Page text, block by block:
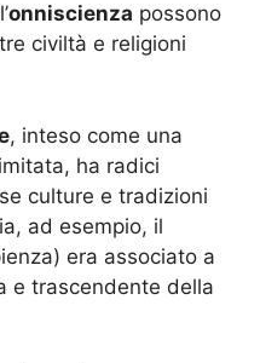
onniscienza possono
civiltà e religioni
, inteso come una
ha radici
culture e tradizioni
ad esempio, il
era associato a
e trascendente della